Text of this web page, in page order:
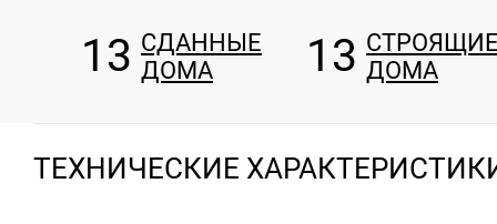
13 СДАННЫЕ
ДОМА
13 ДОМА
ТЕХНИЧЕСКИЕ